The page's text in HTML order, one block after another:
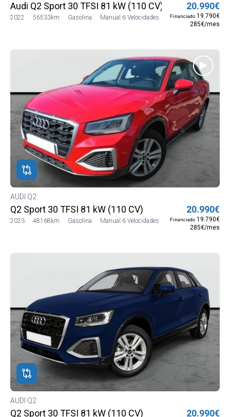
Audi Q2 Sport 30 TFSI 81 kW (110 CV)
2022 56533km Gasolina Manual 6 Velocidades
20.990€
Financiado 19.790€
285€/mes
AUDI Q2
Q2 Sport 30 TFSI 81 kW (110 CV)
2023 48168km Gasolina Manual 6 Velocidades
20.990€
Financiado 19.790€
285€/mes
AUDI Q2
Q2 Sport 30 TFSI 81 kW (110 CV) 20.990€